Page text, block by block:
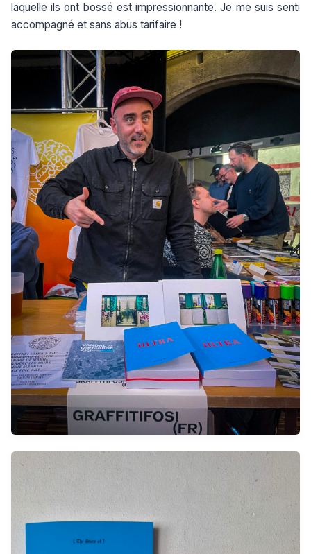
laquelle ils ont bossé est impressionnante. Je me suis senti
accompagné et sans abus tarifaire !